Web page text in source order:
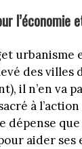
l’économie
urbanisme
des villes
il n’en va
à
dépense
aider ses